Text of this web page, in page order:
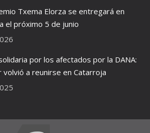
Txema Elorza se entregará en
el próximo 5 de junio
por los afectados por la DANA:
volvió a reunirse en Catarroja